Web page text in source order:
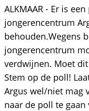
ALKMAAR - Er is
jongerencentrum
behouden.Wegens
jongerencentrum
verdwijnen. Moet
Stem op de poll!
Argus wel/niet mag
naar de poll te